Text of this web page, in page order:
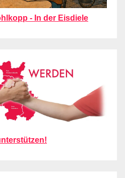
- In der Eisdiele